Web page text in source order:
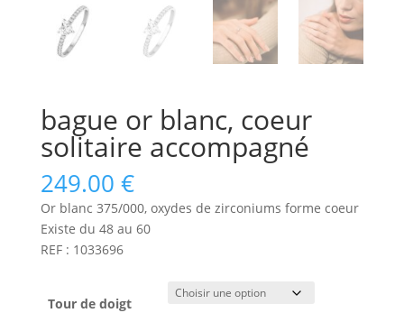
bague or blanc, coeur
solitaire accompagné
249.00 €
Or blanc 375/000, oxydes de zirconiums forme coeur
Existe du 48 au 60
REF : 1033696
Tour de doigt